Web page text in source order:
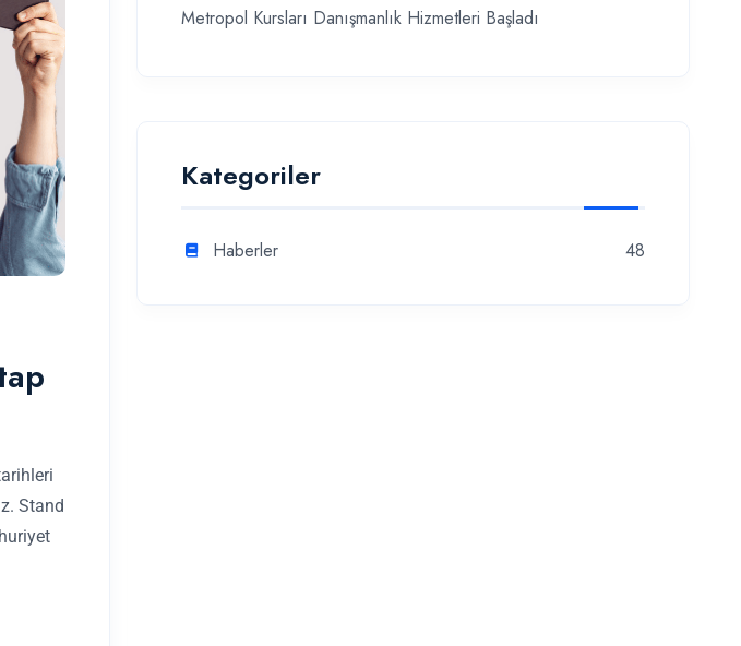
Stand
Metropol Kursları Danışmanlık Hizmetleri Başladı
Kategoriler
Haberler 48